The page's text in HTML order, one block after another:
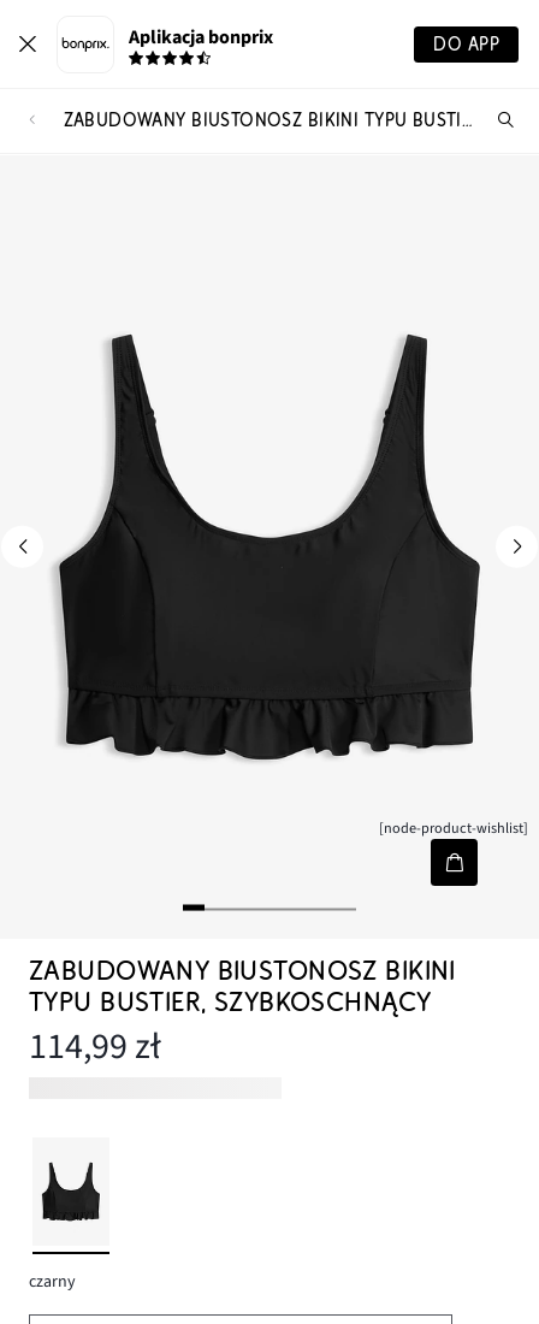
Aplikacja bonprix DO APP
ZABUDOWANY BIUSTONOSZ BIKINI TYPU BUSTIER, SZYBKOSCHNĄCY
[node-product-wishlist]
ZABUDOWANY BIUSTONOSZ BIKINI
TYPU BUSTIER, SZYBKOSCHNĄCY
114,99 zł
czarny